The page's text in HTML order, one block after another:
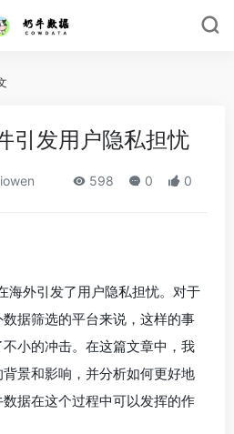
引发用户隐私担忧
iowen 598 0 0
海外引发了用户隐私担忧。对于
据筛选的平台来说，这样的事
小的冲击。在这篇文章中，我
景和影响，并分析如何更好地
据在这个过程中可以发挥的作